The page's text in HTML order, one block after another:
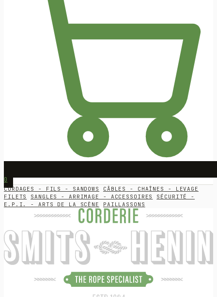
0
CORDAGES - FILS - SANDOWS
CÂBLES - CHAÎNES - LEVAGE
FILETS
SANGLES - ARRIMAGE - ACCESSOIRES
SÉCURITÉ -
E.P.I. - ARTS DE LA SCÈNE
PAILLASSONS